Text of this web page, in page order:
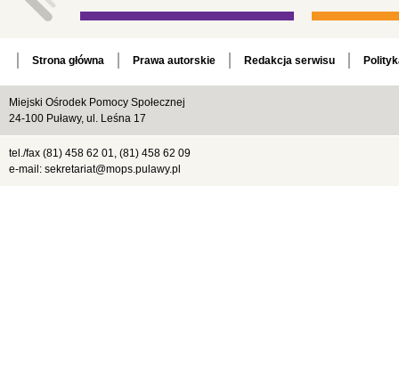
Strona główna Prawa autorskie Redakcja serwisu
Miejski Ośrodek Pomocy Społecznej
24-100 Puławy, ul. Leśna 17
tel./fax (81) 458 62 01, (81) 458 62 09
e-mail: sekretariat@mops.pulawy.pl